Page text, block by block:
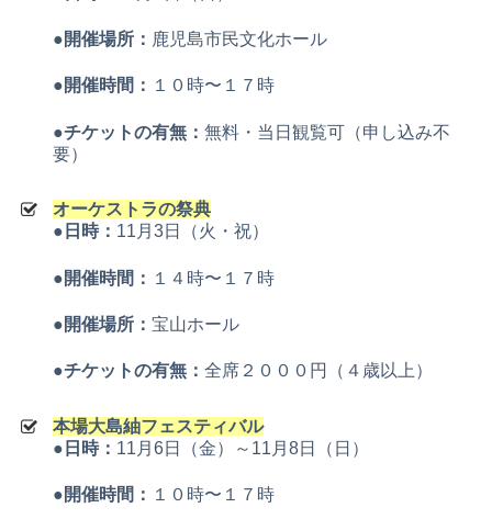
●開催場所： 鹿児島市民文化ホール
●開催時間： １０時〜１７時
●チケットの有無： 無料・当日観覧可（申し込み不
要）
オーケストラの祭典
●日時： 11月3日（火・祝）
●開催時間： １４時〜１７時
●開催場所： 宝山ホール
●チケットの有無： 全席２０００円（４歳以上）
本場大島紬フェスティバル
●日時： 11月6日（金）～11月8日（日）
●開催時間： １０時〜１７時